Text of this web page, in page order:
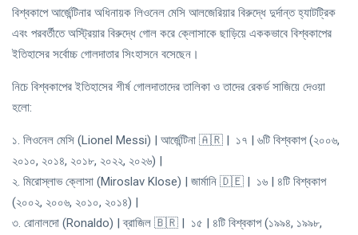
বিশ্বকাপে আর্জেন্টিনার অধিনায়ক লিওনেল মেসি আলজেরিয়ার বিরুদ্ধে দুর্দান্ত হ্যাটট্রিক
এবং পরবর্তীতে অস্ট্রিয়ার বিরুদ্ধে গোল করে ক্লোসাকে ছাড়িয়ে এককভাবে বিশ্বকাপের
ইতিহাসের সর্বোচ্চ গোলদাতার সিংহাসনে বসেছেন।
নিচে বিশ্বকাপের ইতিহাসের শীর্ষ গোলদাতাদের তালিকা ও তাদের রেকর্ড সাজিয়ে দেওয়া
হলো:
১. লিওনেল মেসি (Lionel Messi) | আর্জেন্টিনা 🇦🇷 | ১৭ | ৬টি বিশ্বকাপ (২০০৬,
২০১০, ২০১৪, ২০১৮, ২০২২, ২০২৬) |
২. মিরোস্লাভ ক্লোসা (Miroslav Klose) | জার্মানি 🇩🇪 | ১৬ | ৪টি বিশ্বকাপ
(২০০২, ২০০৬, ২০১০, ২০১৪) |
৩. রোনালদো (Ronaldo) | ব্রাজিল 🇧🇷 | ১৫ | ৪টি বিশ্বকাপ (১৯৯৪, ১৯৯৮,